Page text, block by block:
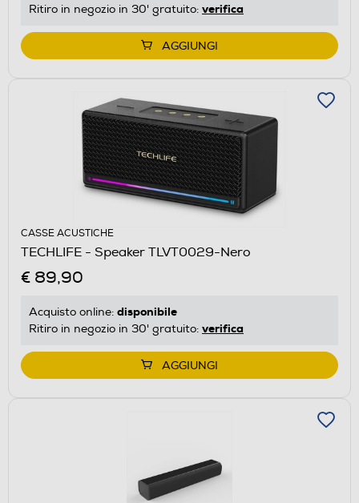
Ritiro in negozio in 30' gratuito: verifica
AGGIUNGI
CASSE ACUSTICHE
TECHLIFE - Speaker TLVT0029-Nero
€ 89,90
Acquisto online: disponibile
Ritiro in negozio in 30' gratuito: verifica
AGGIUNGI